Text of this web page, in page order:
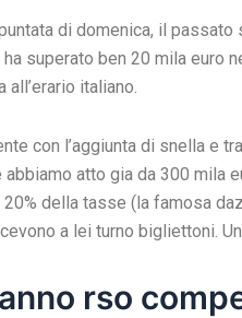
di domenica, il
ha superato ben 20 mila euro
italiano.
con l’aggiunta di snella e
abbiamo atto gia da 300 mila
della tasse (la famosa
a lei turno bigliettoni.
rso